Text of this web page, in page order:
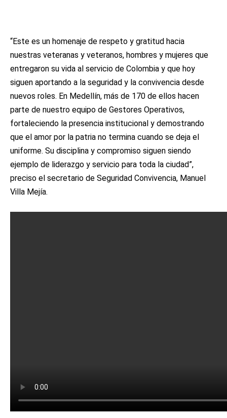
“Este es un homenaje de respeto y gratitud hacia
nuestras veteranas y veteranos, hombres y mujeres que
entregaron su vida al servicio de Colombia y que hoy
siguen aportando a la seguridad y la convivencia desde
nuevos roles. En Medellín, más de 170 de ellos hacen
parte de nuestro equipo de Gestores Operativos,
fortaleciendo la presencia institucional y demostrando
que el amor por la patria no termina cuando se deja el
uniforme. Su disciplina y compromiso siguen siendo
ejemplo de liderazgo y servicio para toda la ciudad”,
preciso el secretario de Seguridad Convivencia, Manuel
Villa Mejía.